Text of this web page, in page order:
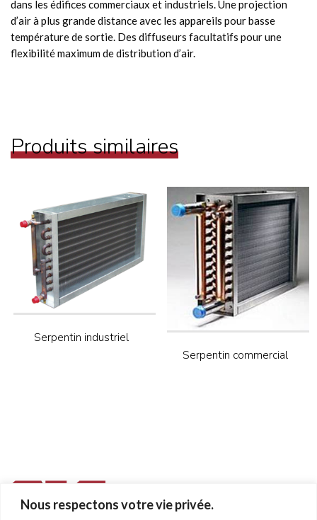
Nous respectons votre vie privée.
dans les édifices commerciaux et industriels. Une projection
d’air à plus grande distance avec les appareils pour basse
température de sortie. Des diffuseurs facultatifs pour une
flexibilité maximum de distribution d’air.
Produits similaires
Serpentin industriel
Serpentin commercial